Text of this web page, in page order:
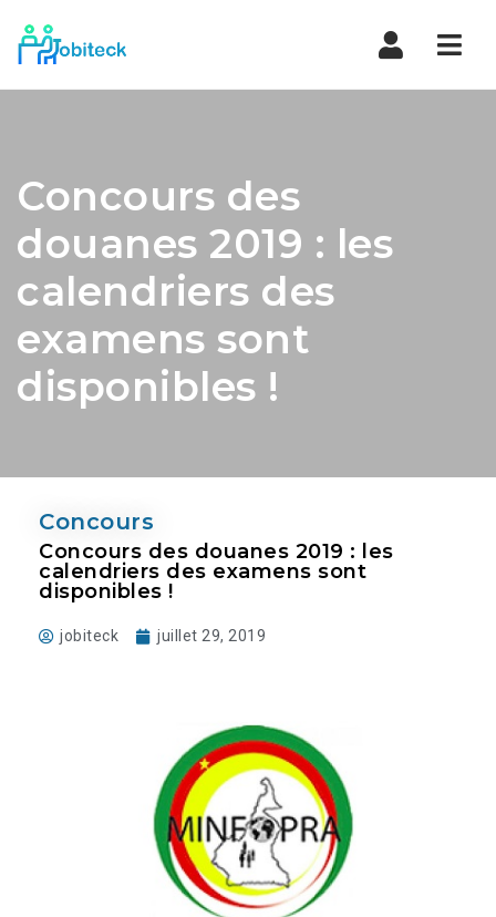
Concours des
douanes 2019 : les
calendriers des
examens sont
disponibles !
Concours
Concours des douanes 2019 : les
calendriers des examens sont
disponibles !
jobiteck juillet 29, 2019